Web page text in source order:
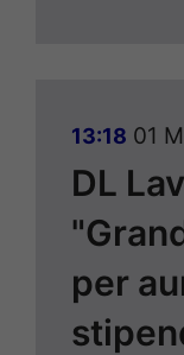
13:18 01
DL
per